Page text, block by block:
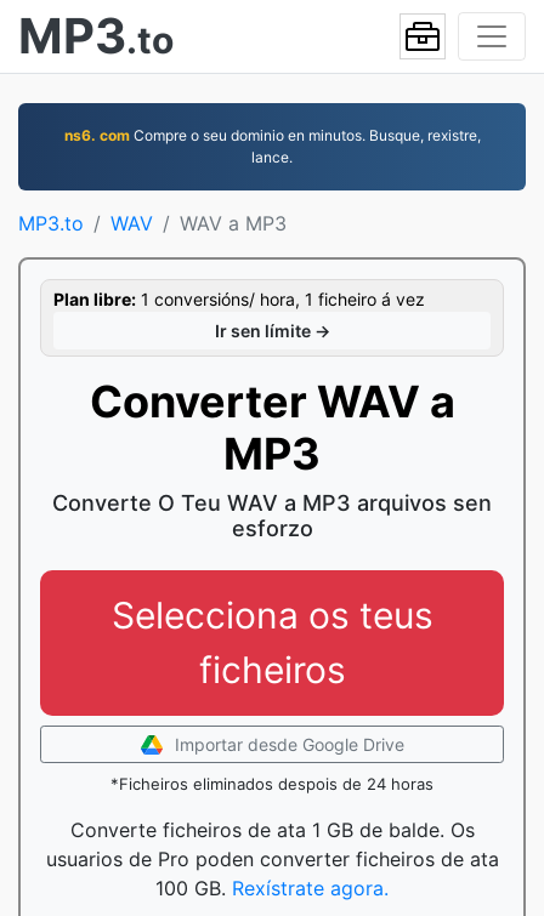
MP3.to
ns6. comCompre o seu dominio en minutos. Busque, rexistre,
lance.
MP3.to WAV WAV a MP3
Plan libre: 1 conversións/ hora, 1 ficheiro á vez
Ir sen límite →
Converter WAV a
MP3
Converte O Teu WAV a MP3 arquivos sen
esforzo
Selecciona os teus
ficheiros
Importar desde Google Drive
*Ficheiros eliminados despois de 24 horas
Converte ficheiros de ata 1 GB de balde. Os
usuarios de Pro poden converter ficheiros de ata
100 GB. Rexístrate agora.